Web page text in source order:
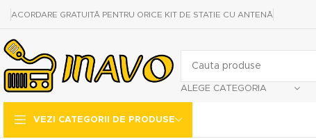
ACORDARE GRATUITĂ PENTRU ORICE KIT DE STAȚIE CU ANTENĂ
ALEGE CATEGORIA
VEZI CATEGORII DE PRODUSE